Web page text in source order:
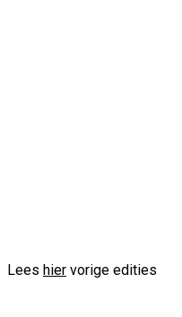
Lees hier vorige edities